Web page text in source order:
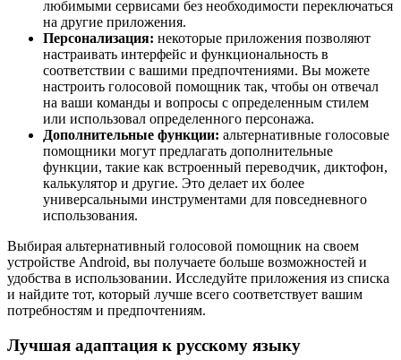
любимыми сервисами без необходимости переключаться
на другие приложения.
Персонализация: некоторые приложения позволяют
настраивать интерфейс и функциональность в
соответствии с вашими предпочтениями. Вы можете
настроить голосовой помощник так, чтобы он отвечал
на ваши команды и вопросы с определенным стилем
или использовал определенного персонажа.
Дополнительные функции: альтернативные голосовые
помощники могут предлагать дополнительные
функции, такие как встроенный переводчик, диктофон,
калькулятор и другие. Это делает их более
универсальными инструментами для повседневного
использования.
Выбирая альтернативный голосовой помощник на своем
устройстве Android, вы получаете больше возможностей и
удобства в использовании. Исследуйте приложения из списка
и найдите тот, который лучше всего соответствует вашим
потребностям и предпочтениям.
Лучшая адаптация к русскому языку